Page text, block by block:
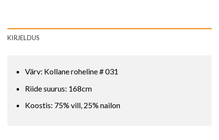
KIRJELDUS
Värv: Kollane roheline # 031
Riide suurus: 168cm
Koostis: 75% vill, 25% nailon